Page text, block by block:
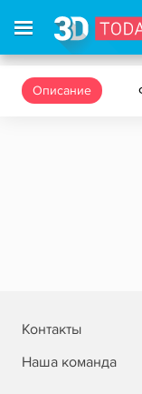
Описание
Контакты
Наша команда